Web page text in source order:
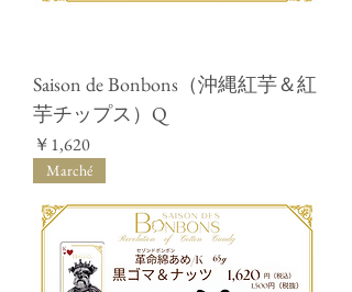
Saison de Bonbons（沖縄紅芋＆紅
芋チップス）Q
価格
￥1,620
Marché